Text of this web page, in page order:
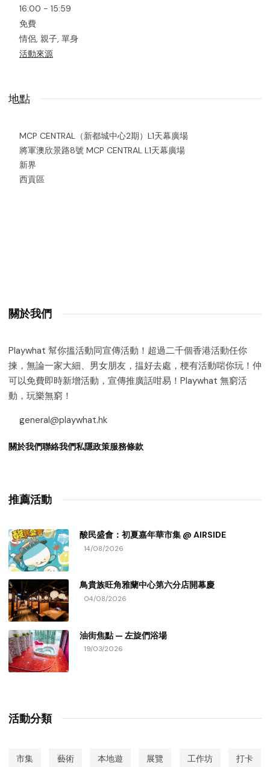
16:00 - 15:59
免費
情侶, 親子, 單身
活動來源
地點
MCP CENTRAL（新都城中心2期）L1天幕廣場
將軍澳欣景路8號 MCP CENTRAL L1天幕廣場
新界
西貢區
關於我們
Playwhat 幫你搵活動同宣傳活動！超過二千個香港活動任你
揀，無論一家大細、男女朋友，揾好去處，梗有活動啱你玩！仲
可以免費即時新增活動，宣傳推廣話咁易！Playwhat 無窮活
動，玩樂無窮！
general@playwhat.hk
關於我們聯絡我們私隱政策服務條款
推薦活動
酸民盛會：初夏嘉年華市集 @ AIRSIDE
14/08/2026
鳥貴族旺角雅蘭中心第六分店開幕慶
04/08/2026
油街焦點 — 左旋們浴場
19/03/2026
活動分類
市集 藝術 本地遊 展覽 工作坊 打卡